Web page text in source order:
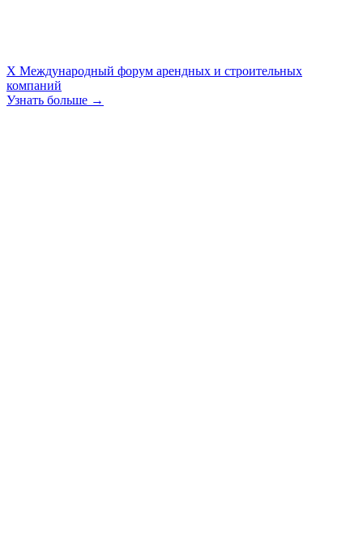
X Международный форум арендных и строительных
компаний
Узнать больше →